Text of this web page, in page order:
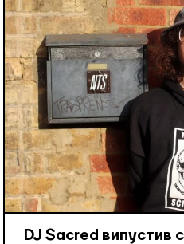
DJ Sacred випустив